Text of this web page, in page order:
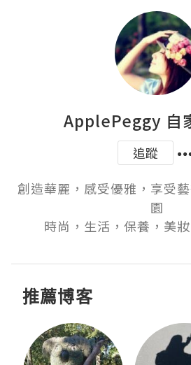
ApplePeggy 自
追蹤
創造華麗，感受優雅，享受
園
時尚，生活，保養，美
推薦博客